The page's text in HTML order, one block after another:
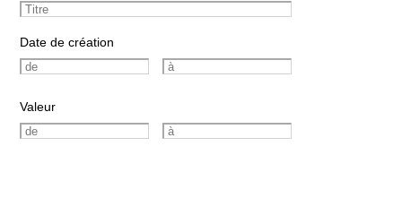
Date de création
Valeur